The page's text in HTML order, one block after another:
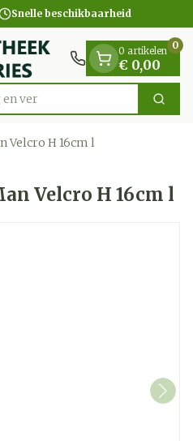
Snelle beschikbaarheid
Zoek
0 artikelen
€ 0,00
0
Velcro H 16cm l
Velcro H 16cm l